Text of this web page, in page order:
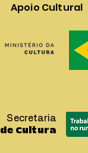
Apoio Cultural
de Cultura
Secretaria